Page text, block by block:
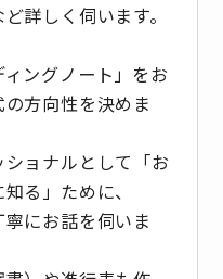
詳しく伺います。
ングノート」をお
方向性を決めま
ョナルとして「お
る」ために、
にお話を伺いま